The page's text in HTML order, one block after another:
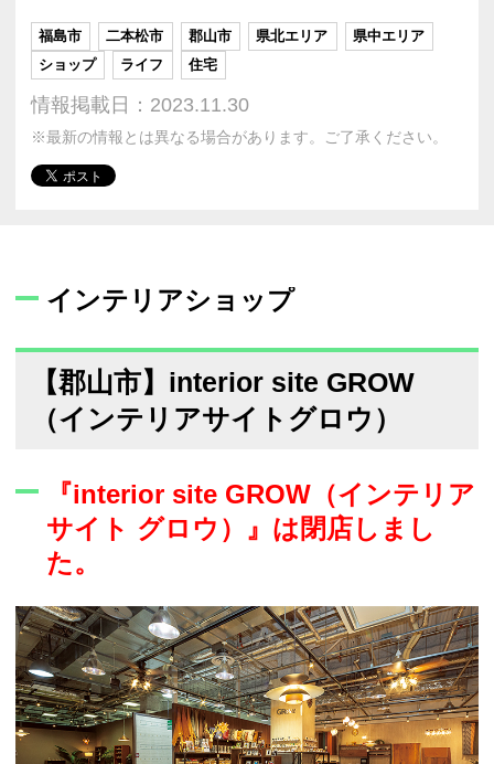
福島市 二本松市 郡山市 県北エリア
県中エリア
ショップ
ライフ 住宅
情報掲載日：2023.11.30
※最新の情報とは異なる場合があります。ご了承ください。
インテリアショップ
【郡山市】interior site GROW
（インテリアサイトグロウ）
『interior site GROW（インテリア
サイト グロウ）』は閉店しまし
た。